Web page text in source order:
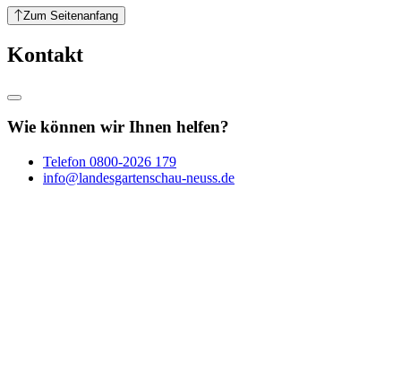
Zum Seitenanfang
Kontakt
Wie können wir Ihnen helfen?
Telefon 0800-2026 179
info@landesgartenschau-neuss.de